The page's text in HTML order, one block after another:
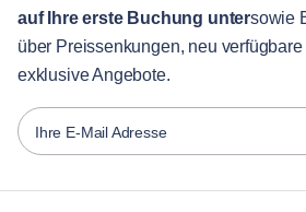
Stadt-Guide
Partner
Vermieter von Möbeln
Vermieter
Franchise-Partner
Português
Español
Français
Türkçe
auf Ihre erste Buchung untersowie
über Preissenkungen, neu
exklusive Angebote.
Ihre E-Mail Adresse